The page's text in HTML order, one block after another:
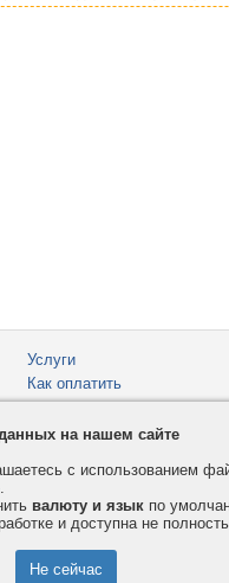
Услуги
Как оплатить
на нашем сайте
с использованием
.
валюту и язык по
и доступна не